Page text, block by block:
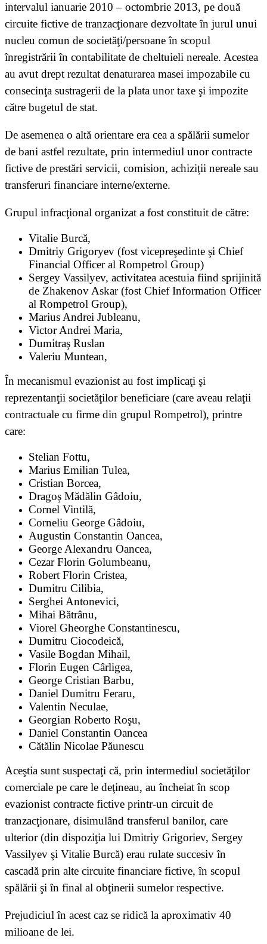
intervalul ianuarie 2010 – octombrie 2013, pe două
circuite fictive de tranzacţionare dezvoltate în jurul unui
nucleu comun de societăţi/persoane în scopul
înregistrării în contabilitate de cheltuieli nereale. Acestea
au avut drept rezultat denaturarea masei impozabile cu
consecinţa sustragerii de la plata unor taxe şi impozite
către bugetul de stat.
De asemenea o altă orientare era cea a spălării sumelor
de bani astfel rezultate, prin intermediul unor contracte
fictive de prestări servicii, comision, achiziţii nereale sau
transferuri financiare interne/externe.
Grupul infracţional organizat a fost constituit de către:
Vitalie Burcă,
Dmitriy Grigoryev (fost vicepreşedinte şi Chief
Financial Officer al Rompetrol Group)
Sergey Vassilyev, activitatea acestuia fiind sprijinită
de Zhakenov Askar (fost Chief Information Officer
al Rompetrol Group),
Marius Andrei Jubleanu,
Victor Andrei Maria,
Dumitraş Ruslan
Valeriu Muntean,
În mecanismul evazionist au fost implicaţi şi
reprezentanţii societăţilor beneficiare (care aveau relaţii
contractuale cu firme din grupul Rompetrol), printre
care:
Stelian Fottu,
Marius Emilian Tulea,
Cristian Borcea,
Dragoş Mădălin Gâdoiu,
Cornel Vintilă,
Corneliu George Gâdoiu,
Augustin Constantin Oancea,
George Alexandru Oancea,
Cezar Florin Golumbeanu,
Robert Florin Cristea,
Dumitru Cilibia,
Serghei Antonevici,
Mihai Bătrânu,
Viorel Gheorghe Constantinescu,
Dumitru Ciocodeică,
Vasile Bogdan Mihail,
Florin Eugen Cârligea,
George Cristian Barbu,
Daniel Dumitru Feraru,
Valentin Neculae,
Georgian Roberto Roşu,
Daniel Constantin Oancea
Cătălin Nicolae Păunescu
Aceştia sunt suspectaţi că, prin intermediul societăţilor
comerciale pe care le deţineau, au încheiat în scop
evazionist contracte fictive printr-un circuit de
tranzacţionare, disimulând transferul banilor, care
ulterior (din dispoziţia lui Dmitriy Grigoriev, Sergey
Vassilyev şi Vitalie Burcă) erau rulate succesiv în
cascadă prin alte circuite financiare fictive, în scopul
spălării şi în final al obţinerii sumelor respective.
Prejudiciul în acest caz se ridică la aproximativ 40
milioane de lei.